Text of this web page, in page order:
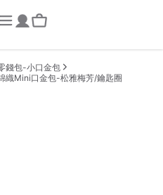
錢包-小口金包
織Mini口金包-松雅梅芳/鑰匙圈